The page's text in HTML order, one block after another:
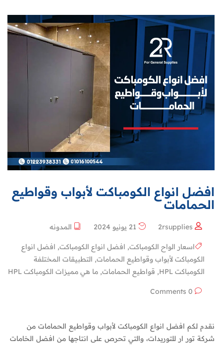
افضل انواع الكومباكت لأبواب وقواطيع
الحمامات
2rsupplies المدونه
اسعار الواح الكومباكت, افضل انواع الكومباكت, افضل انواع
الكومباكت لأبواب وقواطيع الحمامات, التطبيقات المختلفة
الكومباكت HPL
, قواطيع الحمامات, ما هي مميزات الكومباكت HPL
نقدم لكم افضل انواع الكومباكت لأبواب وقواطيع الحمامات من
شركة تور ار للتوريدات، والتي تحرص على انتاجها من افضل الخامات